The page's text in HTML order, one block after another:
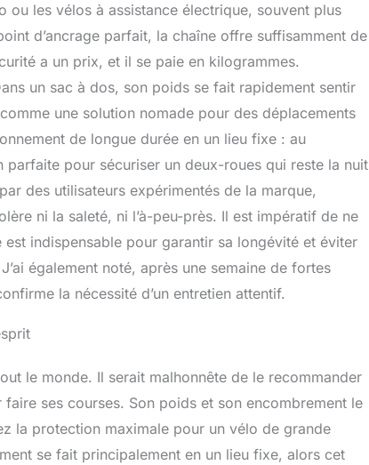
les vélos à assistance électrique, souvent plus
d’ancrage parfait, la chaîne offre suffisamment de
a un prix, et il se paie en kilogrammes.
un sac à dos, son poids se fait rapidement sentir
une solution nomade pour des déplacements
de longue durée en un lieu fixe : au
pour sécuriser un deux-roues qui reste la nuit
des utilisateurs expérimentés de la marque,
ni la saleté, ni l’à-peu-près. Il est impératif de ne
indispensable pour garantir sa longévité et éviter
également noté, après une semaine de fortes
la nécessité d’un entretien attentif.
le monde. Il serait malhonnête de le recommander
ses courses. Son poids et son encombrement le
la protection maximale pour un vélo de grande
se fait principalement en un lieu fixe, alors cet